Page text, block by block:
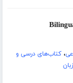
،کتاب‌های درسی و